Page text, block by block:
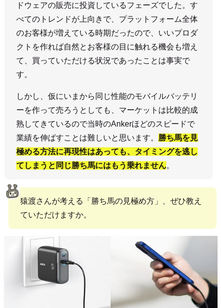
ドウェアの販売に投資しているフェーズでした。す
べてのトレンドが上向きで、プラットフォーム全体
のお客様が増えている時期だったので、いいプロダ
クトを作れば自然とお客様の目に触れる機会も増え
て、買っていただける状況であったことは事実で
す。
しかし、仮にいまから同じ性能のモバイルバッテリ
ーを作って売ろうとしても、マーケットは比較的成
熟してきているので当時のAnkerほどのスピードで
業績を伸ばすことは難しいと思います。 勝ち馬を見
極める方法に再現性はあっても、タイミングを逃し
てしまうと同じ勝ち馬にはもう乗れません。
猿渡さんが考える「勝ち馬の見極め方」、ぜひ教え
ていただけますか。